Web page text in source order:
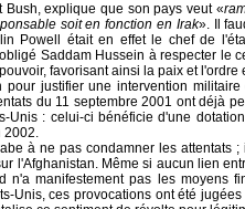
explique que son pays veut «
soit en fonction en Irak». Il
Powell était en effet le chef de
Saddam Hussein à respecter le
favorisant ainsi la paix et l'ordre
pour justifier une intervention
du 11 septembre 2001 ont déjà
Unis : celui-ci bénéficie d'une
2002.
à ne pas condamner les attentats ;
l'Afghanistan. Même si aucun lien
manifestement pas les moyens
Unis, ces provocations ont été